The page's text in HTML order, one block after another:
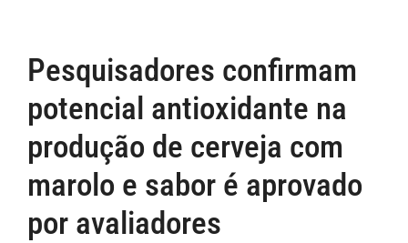
Pesquisadores confirmam
potencial antioxidante na
produção de cerveja com
marolo e sabor é aprovado
por avaliadores